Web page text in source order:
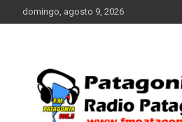
al
domingo, agosto 9, 2026